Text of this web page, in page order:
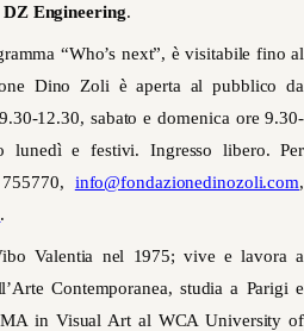
DZ Engineering.
“Who’s next”, è visitabile fino al
Dino Zoli è aperta al pubblico da
12.30, sabato e domenica ore 9.30-
lunedì e festivi. Ingresso libero. Per
info@fondazionedinozoli.com,
.
Valentia nel 1975; vive e lavora a
Contemporanea, studia a Parigi e
in Visual Art al WCA University of